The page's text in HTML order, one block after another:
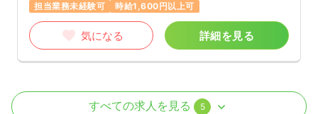
担当業務未経験可
時給1,600円以上可
気になる 詳細を見る
外来 正・准看護師すべての求人を見る 5